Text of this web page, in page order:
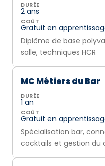
DURÉE
2 ans
COÛT
Gratuit en
Diplôme de base
salle, techniques HCR
MC Métiers du Bar
DURÉE
1 an
COÛT
Gratuit en
Spécialisation bar,
cocktails et gestion du